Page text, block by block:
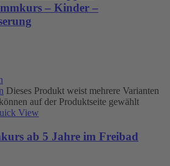
– Kinder –
Dieses Produkt weist mehrere Varianten
auf der Produktseite gewählt
View
ab 5 Jahre im Freibad